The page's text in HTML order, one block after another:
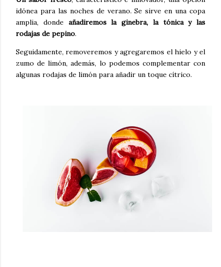
idónea para las noches de verano. Se sirve en una copa
amplia, donde añadiremos la ginebra, la tónica y las
rodajas de pepino.
Seguidamente, removeremos y agregaremos el hielo y el
zumo de limón, además, lo podemos complementar con
algunas rodajas de limón para añadir un toque cítrico.